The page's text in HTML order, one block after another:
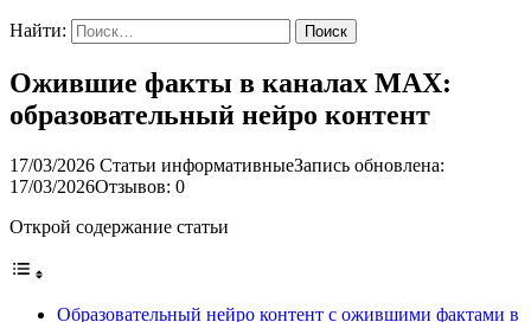
Найти:
Ожившие факты в каналах MAX:
образовательный нейро контент
17/03/2026 Статьи информативныеЗапись обновлена:
17/03/2026Отзывов: 0
Открой содержание статьи
Образовательный нейро контент с ожившими фактами в